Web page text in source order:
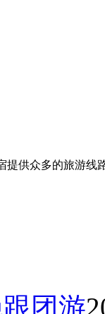
提供众多的旅游
团游